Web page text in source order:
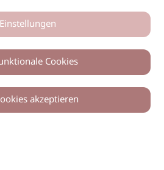
0
Einstellungen
Cookies
akzeptieren